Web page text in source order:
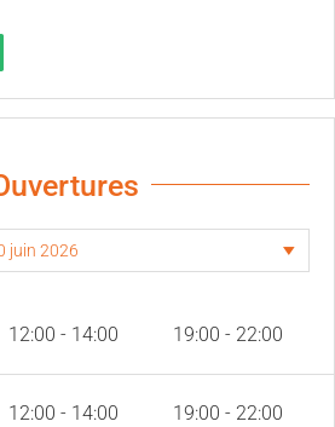
12:00 - 14:00 19:00 - 22:00
12:00 - 14:00 19:00 - 22:00